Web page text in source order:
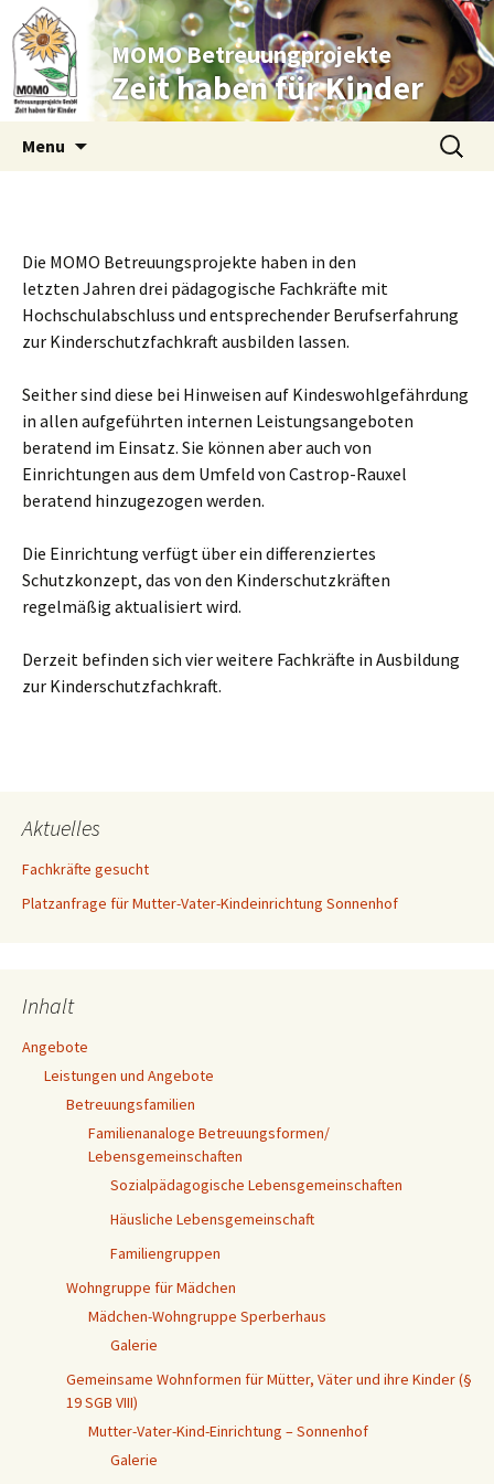
MOMO Betreuungprojekte
Zeit haben für Kinder
Menu
Suche
nach:
Die MOMO Betreuungsprojekte haben in den
letzten Jahren drei pädagogische Fachkräfte mit
Hochschulabschluss und entsprechender Berufserfahrung
zur Kinderschutzfachkraft ausbilden lassen.
Seither sind diese bei Hinweisen auf Kindeswohlgefährdung
in allen aufgeführten internen Leistungsangeboten
beratend im Einsatz. Sie können aber auch von
Einrichtungen aus dem Umfeld von Castrop-Rauxel
beratend hinzugezogen werden.
Die Einrichtung verfügt über ein differenziertes
Schutzkonzept, das von den Kinderschutzkräften
regelmäßig aktualisiert wird.
Derzeit befinden sich vier weitere Fachkräfte in Ausbildung
zur Kinderschutzfachkraft.
Aktuelles
Fachkräfte gesucht
Platzanfrage für Mutter-Vater-Kindeinrichtung Sonnenhof
Inhalt
Angebote
Leistungen und Angebote
Betreuungsfamilien
Familienanaloge Betreuungsformen/
Lebensgemeinschaften
Sozialpädagogische Lebensgemeinschaften
Häusliche Lebensgemeinschaft
Familiengruppen
Wohngruppe für Mädchen
Mädchen-Wohngruppe Sperberhaus
Galerie
Gemeinsame Wohnformen für Mütter, Väter und ihre Kinder (§
19 SGB VIII)
Mutter-Vater-Kind-Einrichtung – Sonnenhof
Galerie